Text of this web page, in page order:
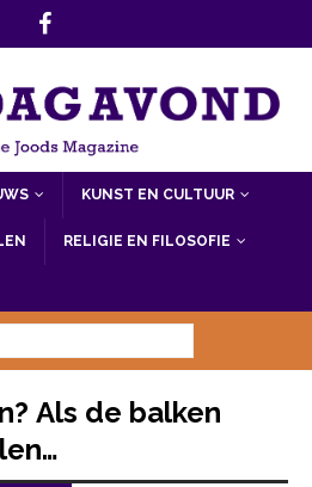
KUNST EN CULTUUR
RELIGIE EN FILOSOFIE
Als de balken